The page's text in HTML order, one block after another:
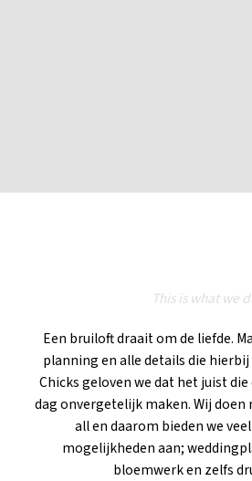
This is what we
Een bruiloft draait om de liefde.
planning en alle details die
Chicks geloven we dat het juist
dag onvergetelijk maken. Wij doen
all en daarom bieden we
mogelijkheden aan;
bloemwerk en zelfs